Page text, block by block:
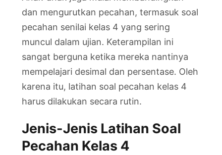
dan mengurutkan pecahan, termasuk soal
pecahan senilai kelas 4 yang sering
muncul dalam ujian. Keterampilan ini
sangat berguna ketika mereka nantinya
mempelajari desimal dan persentase. Oleh
karena itu, latihan soal pecahan kelas 4
harus dilakukan secara rutin.
Jenis-Jenis Latihan Soal
Pecahan Kelas 4